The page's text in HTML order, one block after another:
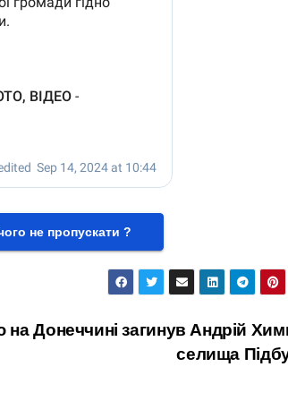
не пропускати ?
на Донеччині загинув Андрій
селища